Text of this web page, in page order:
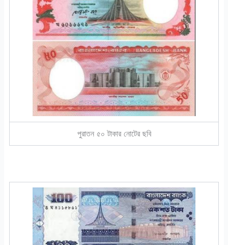
পুরাতন ৫০ টাকার নোটের ছবি